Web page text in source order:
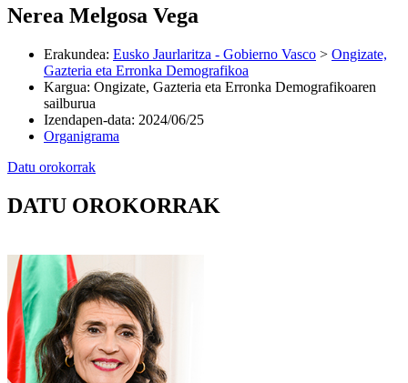
Nerea Melgosa Vega
Erakundea: Eusko Jaurlaritza - Gobierno Vasco > Ongizate,
Gazteria eta Erronka Demografikoa
Kargua: Ongizate, Gazteria eta Erronka Demografikoaren
sailburua
Izendapen-data: 2024/06/25
Organigrama
Datu orokorrak
DATU OROKORRAK